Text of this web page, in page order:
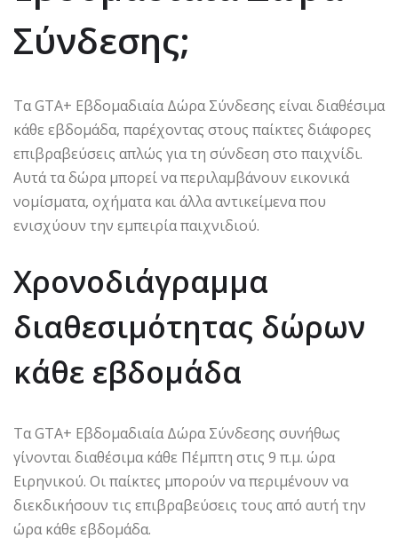
Σύνδεσης;
Τα GTA+ Εβδομαδιαία Δώρα Σύνδεσης είναι διαθέσιμα
κάθε εβδομάδα, παρέχοντας στους παίκτες διάφορες
επιβραβεύσεις απλώς για τη σύνδεση στο παιχνίδι.
Αυτά τα δώρα μπορεί να περιλαμβάνουν εικονικά
νομίσματα, οχήματα και άλλα αντικείμενα που
ενισχύουν την εμπειρία παιχνιδιού.
Χρονοδιάγραμμα
διαθεσιμότητας δώρων
κάθε εβδομάδα
Τα GTA+ Εβδομαδιαία Δώρα Σύνδεσης συνήθως
γίνονται διαθέσιμα κάθε Πέμπτη στις 9 π.μ. ώρα
Ειρηνικού. Οι παίκτες μπορούν να περιμένουν να
διεκδικήσουν τις επιβραβεύσεις τους από αυτή την
ώρα κάθε εβδομάδα.